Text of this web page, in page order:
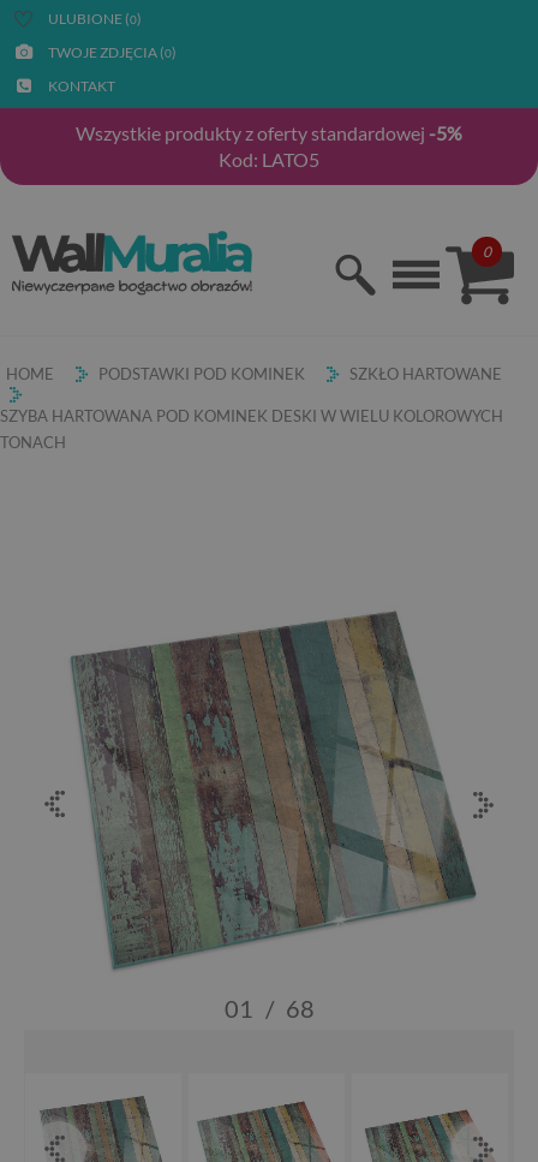
ULUBIONE (0)
TWOJE ZDJĘCIA (0)
KONTAKT
Wszystkie produkty z oferty standardowej -5%
Kod: LATO5
0
HOME PODSTAWKI POD KOMINEK SZKŁO HARTOWANE
SZYBA HARTOWANA POD KOMINEK DESKI W WIELU KOLOROWYCH
TONACH
01 / 68